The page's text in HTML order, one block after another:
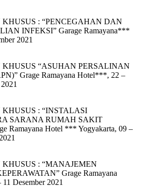
: “PENCEGAHAN DAN
INFEKSI” Garage Ramayana***
2021
“ASUHAN PERSALINAN
Grage Ramayana Hotel***, 22 –
: “INSTALASI
SARANA RUMAH SAKIT
Ramayana Hotel *** Yogyakarta, 09 –
: “MANAJEMEN
Grage Ramayana
Desember 2021